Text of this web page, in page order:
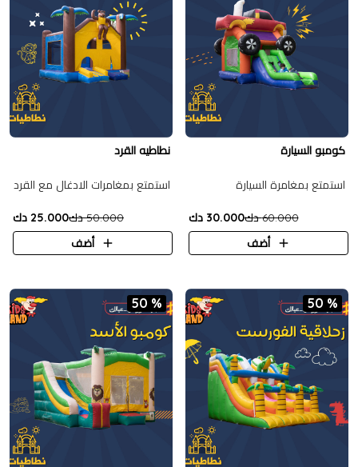
كومبو السيارة
استمتع بمغامرة السيارة
60.000 دك
30.000 دك
أضف
نطاطيه القرد
استمتع بمغامرات الادغال مع القرد
50.000 دك
25.000 دك
أضف
50 %
50 %